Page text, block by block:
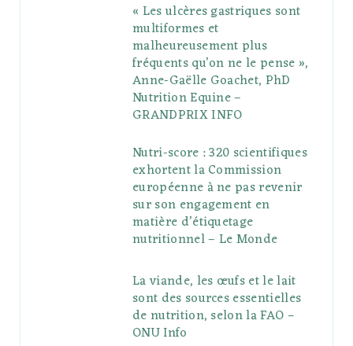
« Les ulcères gastriques sont
multiformes et
malheureusement plus
fréquents qu’on ne le pense »,
Anne-Gaëlle Goachet, PhD
Nutrition Equine –
GRANDPRIX INFO
Nutri-score : 320 scientifiques
exhortent la Commission
européenne à ne pas revenir
sur son engagement en
matière d’étiquetage
nutritionnel – Le Monde
La viande, les œufs et le lait
sont des sources essentielles
de nutrition, selon la FAO –
ONU Info